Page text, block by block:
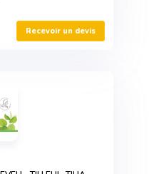
Recevoir un devis